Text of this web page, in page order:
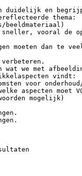
duidelijk en
thema:
vooral de
moeten dan te
we met
vindt:
voor
aspecten moet
mogelijk)